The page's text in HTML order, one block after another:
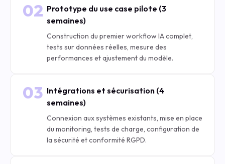
02 Prototype du use case pilote (3
semaines)
Construction du premier workflow IA complet,
tests sur données réelles, mesure des
performances et ajustement du modèle.
03 Intégrations et sécurisation (4
semaines)
Connexion aux systèmes existants, mise en place
du monitoring, tests de charge, configuration de
la sécurité et conformité RGPD.